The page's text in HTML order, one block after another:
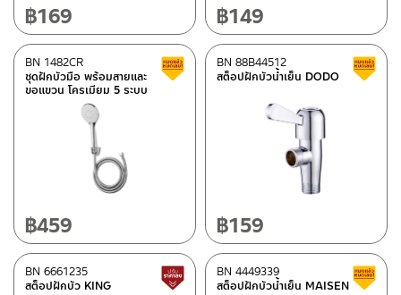
฿169 ฿149
ชุดฝักบัวมือ พร้อมสายและ
ขอแขวน โครเมียม 5 ระบบ
BN 1482CR สินค้าลดราคา เคลียร์สต็อก
฿459
สต็อปฝักบัวน้ำเย็น DODO
BN 88B44512
฿159
สต็อปฝักบัว KING
BN 6661235 สินค้าปรับราคาลดลง
สต็อปฝักบัวน้ำเย็น MAISEN
BN 4449339